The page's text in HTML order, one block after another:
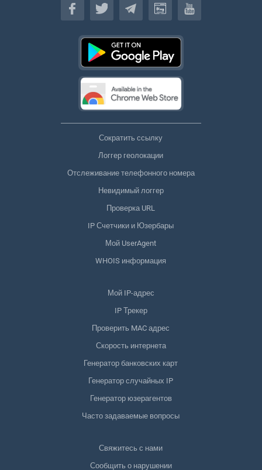
Сократить ссылку
Логгер геолокации
Отслеживание телефонного номера
Невидимый логгер
Проверка URL
IP Счетчики и Юзербары
Мой UserAgent
WHOIS информация
Мой IP-адрес
IP Трекер
Проверить MAC адрес
Скорость интернета
Генератор банковских карт
Генератор случайных IP
Генератор юзерагентов
Часто задаваемые вопросы
Свяжитесь с нами
Сообщить о нарушении